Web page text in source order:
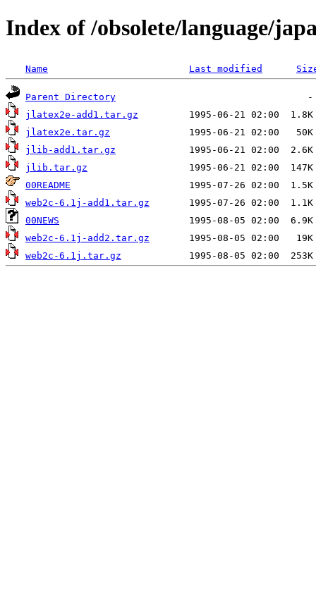
Index of /obsolete/language/
Name Last modified
Parent Directory
jlatex2e-add1.tar.gz
jlatex2e.tar.gz
jlib-add1.tar.gz
jlib.tar.gz
00README
web2c-6.1j-add1.tar.gz
00NEWS
web2c-6.1j-add2.tar.gz
web2c-6.1j.tar.gz